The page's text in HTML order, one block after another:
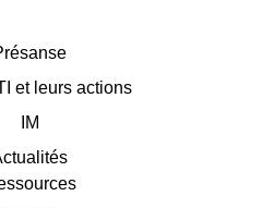
et leurs actions
IM